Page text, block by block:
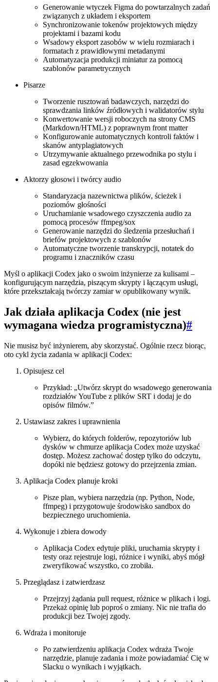
Generowanie wtyczek Figma do powtarzalnych zadań
związanych z układem i eksportem
Synchronizowanie tokenów projektowych między
projektami i bazami kodu
Wsadowy eksport zasobów w wielu rozmiarach i
formatach z prawidłowymi metadanymi
Automatyzacja produkcji miniatur za pomocą
szablonów parametrycznych
Pisarze
Tworzenie rusztowań badawczych, narzędzi do
sprawdzania linków źródłowych i walidatorów stylu
Konwertowanie wersji roboczych na strony CMS
(Markdown/HTML) z poprawnym front matter
Konfigurowanie automatycznych kontroli faktów i
skanów antyplagiatowych
Utrzymywanie aktualnego przewodnika po stylu i
zasad egzekwowania
Aktorzy głosowi i twórcy audio
Standaryzacja nazewnictwa plików, ścieżek i
poziomów głośności
Uruchamianie wsadowego czyszczenia audio za
pomocą procesów ffmpeg/sox
Generowanie narzędzi do śledzenia przesłuchań i
briefów projektowych z szablonów
Automatyczne tworzenie transkrypcji, notatek do
programu i znaczników czasu
Myśl o aplikacji Codex jako o swoim inżynierze za kulisami –
konfigurującym narzędzia, piszącym skrypty i łączącym usługi,
które przekształcają twórczy zamiar w opublikowany wynik.
Jak działa aplikacja Codex (nie jest
wymagana wiedza programistyczna)#
Nie musisz być inżynierem, aby skorzystać. Ogólnie rzecz biorąc,
oto cykl życia zadania w aplikacji Codex:
Opisujesz cel
Przykład: „Utwórz skrypt do wsadowego generowania
rozdziałów YouTube z plików SRT i dodaj je do
opisów filmów.”
Ustawiasz zakres i uprawnienia
Wybierz, do których folderów, repozytoriów lub
dysków w chmurze aplikacja Codex może uzyskać
dostęp. Możesz zachować dostęp tylko do odczytu,
dopóki nie będziesz gotowy do przejrzenia zmian.
Aplikacja Codex planuje kroki
Pisze plan, wybiera narzędzia (np. Python, Node,
ffmpeg) i przygotowuje środowisko sandbox do
bezpiecznego uruchomienia.
Wykonuje i zbiera dowody
Aplikacja Codex edytuje pliki, uruchamia skrypty i
testy oraz rejestruje logi, różnice i wyniki, abyś mógł
zweryfikować wszystko, co zrobiła.
Przeglądasz i zatwierdzasz
Przejrzyj żądania pull request, różnice w plikach i logi.
Przekaż opinię lub poproś o zmiany. Nic nie trafia do
produkcji bez Twojej zgody.
Wdraża i monitoruje
Po zatwierdzeniu aplikacja Codex wdraża Twoje
narzędzie, planuje zadania i może powiadamiać Cię w
Slacku o wynikach i wyjątkach.